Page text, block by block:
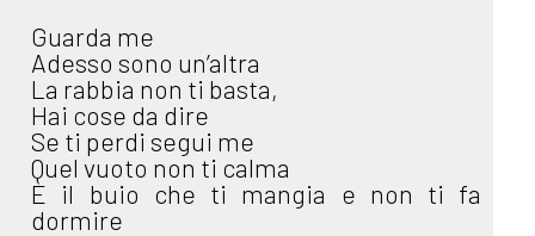
Guarda me
Adesso sono un’altra
La rabbia non ti basta,
Hai cose da dire
Se ti perdi segui me
Quel vuoto non ti calma
È il buio che ti mangia e non ti fa
dormire